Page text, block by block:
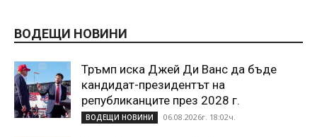
ВОДЕЩИ НОВИНИ
Тръмп иска Джей Ди Ванс да бъде
кандидат-президентът на
републиканците през 2028 г.
ВОДЕЩИ НОВИНИ 06.08.2026г. 18:02ч.